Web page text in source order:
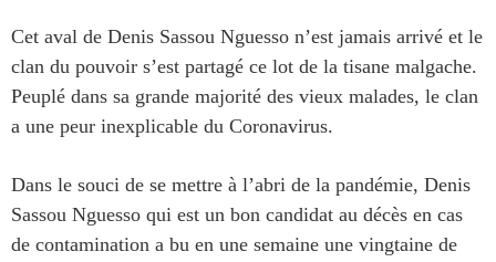
Cet aval de Denis Sassou Nguesso n’est jamais arrivé et le
clan du pouvoir s’est partagé ce lot de la tisane malgache.
Peuplé dans sa grande majorité des vieux malades, le clan
a une peur inexplicable du Coronavirus.
Dans le souci de se mettre à l’abri de la pandémie, Denis
Sassou Nguesso qui est un bon candidat au décès en cas
de contamination a bu en une semaine une vingtaine de